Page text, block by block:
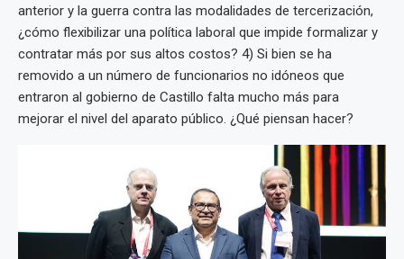
anterior y la guerra contra las modalidades de tercerización,
¿cómo flexibilizar una política laboral que impide formalizar y
contratar más por sus altos costos? 4) Si bien se ha
removido a un número de funcionarios no idóneos que
entraron al gobierno de Castillo falta mucho más para
mejorar el nivel del aparato público. ¿Qué piensan hacer?